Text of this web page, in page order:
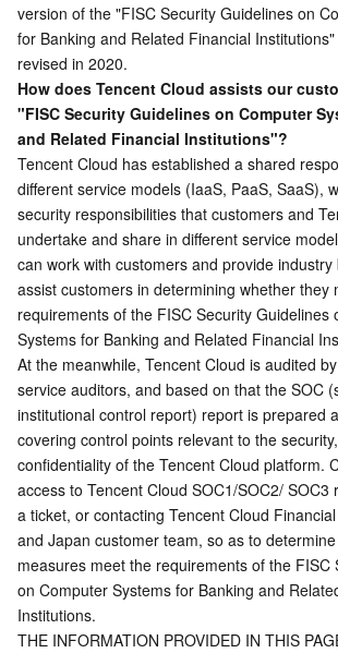
云数据库 SQL Server
TDSQL Boundless
云数据库 MongoDB
游戏数据库 TcaplusDB
云数据库 Tendis
时序数据库 CTSDB
数据传输服务
数据库专家服务
数据库智能管家 DBbrain
数据库管理中心
网络
私有网络
负载均衡
网关负载均衡
云联网
弹性网卡
NAT 网关
对等连接
网络流日志
Anycast 公网加速
共享带宽包
数据安全
数据安全治理中心
密钥管理系统
堡垒机
数据安全审计
业务安全
验证码
图片内容安全
音频内容安全
视频内容安全
账号风控平台
风险识别 RCE
游戏安全
安全服务
安全服务平台
云防火墙
Web 应用防火墙
主机安全
容器安全服务
云安全中心
漏洞扫描服务
防火墙管理
应用安全
移动应用安全
安全凭证服务
域名与网站
域名注册
SSL 证书
私有域解析 Private DNS
移动解析 HTTPDNS
DNSPod
企业应用
腾讯微卡
办公协同
腾讯电子签
腾讯会议
腾讯乐享
大数据
弹性 MapReduce
Elasticsearch Service
AI 基础产品
人脸识别
AI 应用产品
version of the "FISC Security Guidelines on
for Banking and Related Financial
revised in 2020.
How does Tencent Cloud assists our
"FISC Security Guidelines on Computer
and Related Financial Institutions"?
Tencent Cloud has established a shared
different service models (IaaS, PaaS, SaaS),
security responsibilities that customers and
undertake and share in different service
can work with customers and provide industry
assist customers in determining whether they
requirements of the FISC Security Guidelines
Systems for Banking and Related Financial
At the meanwhile, Tencent Cloud is audited
service auditors, and based on that the SOC
institutional control report) report is prepared
covering control points relevant to the
confidentiality of the Tencent Cloud platform.
access to Tencent Cloud SOC1/SOC2/ SOC3
a ticket, or contacting Tencent Cloud
and Japan customer team, so as to
measures meet the requirements of the FISC
on Computer Systems for Banking and
Institutions.
THE INFORMATION PROVIDED IN THIS